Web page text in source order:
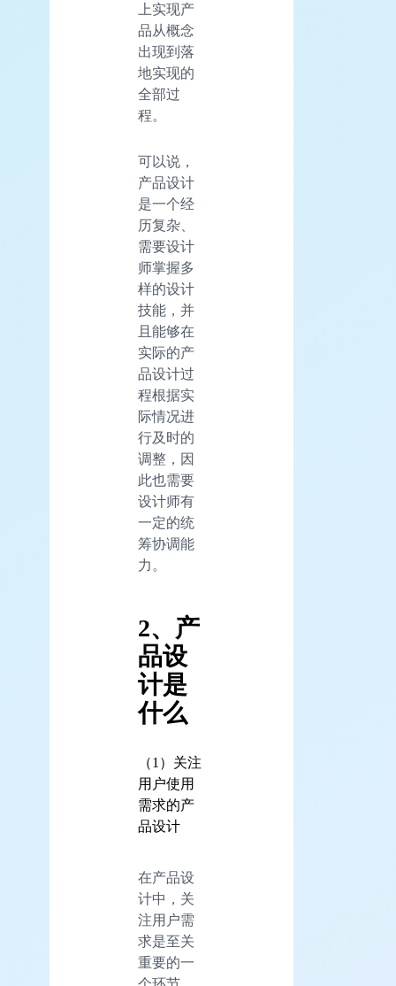
上实现产
品从概念
出现到落
地实现的
全部过
程。
可以说，
产品设计
是一个经
历复杂、
需要设计
师掌握多
样的设计
技能，并
且能够在
实际的产
品设计过
程根据实
际情况进
行及时的
调整，因
此也需要
设计师有
一定的统
筹协调能
力。
2、产
品设
计是
什么
（1）关注
用户使用
需求的产
品设计
在产品设
计中，关
注用户需
求是至关
重要的一